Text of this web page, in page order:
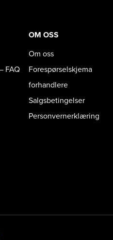
FAQ
OM OSS
Om oss
Forespørselskjema
forhandlere
Salgsbetingelser
Personvernerklæring